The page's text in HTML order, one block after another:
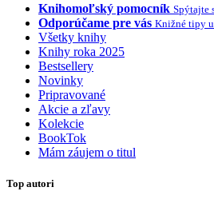
Knihomoľský pomocník Spýtajte
Odporúčame pre vás Knižné tipy
Všetky knihy
Knihy roka 2025
Bestsellery
Novinky
Pripravované
Akcie a zľavy
Kolekcie
BookTok
Mám záujem o titul
Top autori